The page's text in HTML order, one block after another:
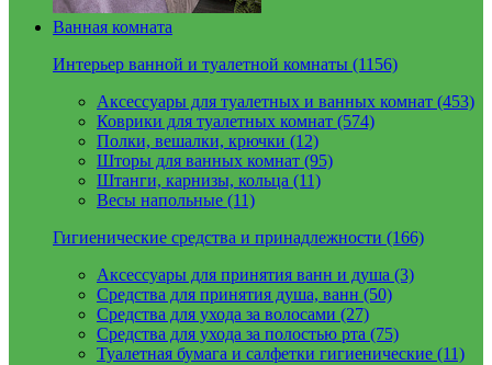
Ванная комната
Интерьер ванной и туалетной комнаты (1156)
Аксессуары для туалетных и ванных комнат (453)
Коврики для туалетных комнат (574)
Полки, вешалки, крючки (12)
Шторы для ванных комнат (95)
Штанги, карнизы, кольца (11)
Весы напольные (11)
Гигиенические средства и принадлежности (166)
Аксессуары для принятия ванн и душа (3)
Средства для принятия душа, ванн (50)
Средства для ухода за волосами (27)
Средства для ухода за полостью рта (75)
Туалетная бумага и салфетки гигиенические (11)